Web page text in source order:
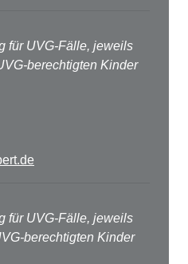
für UVG-Fälle, jeweils
berechtigten Kinder
für UVG-Fälle, jeweils
berechtigten Kinder